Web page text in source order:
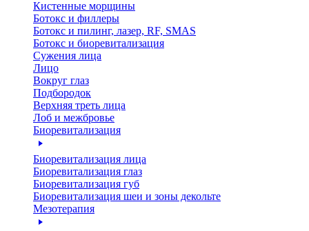
Кистенные морщины
Ботокс и филлеры
Ботокс и пилинг, лазер, RF, SMAS
Ботокс и биоревитализация
Сужения лица
Лицо
Вокруг глаз
Подбородок
Верхняя треть лица
Лоб и межбровье
Биоревитализация
Биоревитализация лица
Биоревитализация глаз
Биоревитализация губ
Биоревитализация шеи и зоны декольте
Мезотерапия